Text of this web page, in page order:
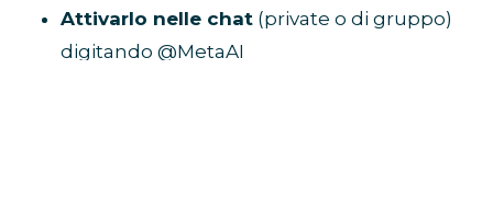
Attivarlo nelle chat (private o di gruppo)
digitando @MetaAI